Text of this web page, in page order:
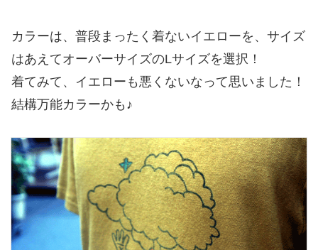
カラーは、普段まったく着ないイエローを、サイズ
はあえてオーバーサイズのLサイズを選択！
着てみて、イエローも悪くないなって思いました！
結構万能カラーかも♪